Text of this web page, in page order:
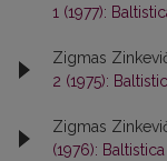
1 (1977):
Zigmas
2 (1975):
Zigmas
(1976): Baltistica